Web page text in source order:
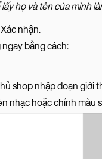
họ và tên của mình
nhận.
bằng cách:
shop nhập đoạn giới
nhạc hoặc chỉnh màu